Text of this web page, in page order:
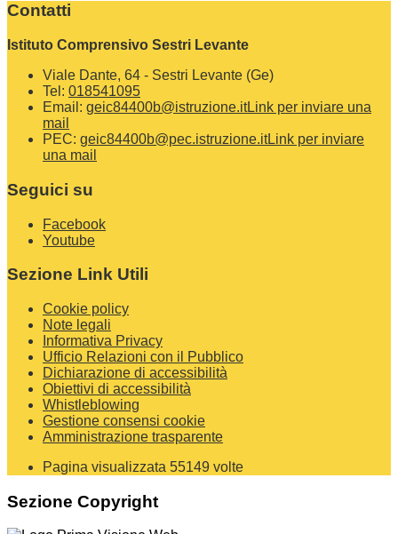
Contatti
Istituto Comprensivo Sestri Levante
Viale Dante, 64 - Sestri Levante (Ge)
Tel: 018541095
Email: geic84400b@istruzione.itLink per inviare una
mail
PEC: geic84400b@pec.istruzione.itLink per inviare
una mail
Seguici su
Facebook
Youtube
Sezione Link Utili
Cookie policy
Note legali
Informativa Privacy
Ufficio Relazioni con il Pubblico
Dichiarazione di accessibilità
Obiettivi di accessibilità
Whistleblowing
Gestione consensi cookie
Amministrazione trasparente
Pagina visualizzata 55149 volte
Sezione Copyright